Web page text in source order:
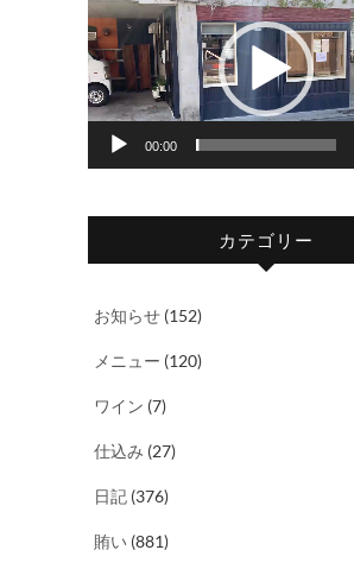
画
プ
レ
ー
00:00
カテゴリー
お知らせ (152)
メニュー (120)
ワイン (7)
仕込み (27)
日記 (376)
賄い (881)